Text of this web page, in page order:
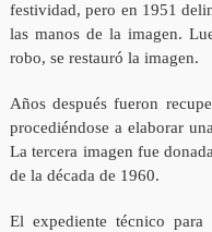
festividad, pero en 1951
las manos de la imagen.
robo, se restauró la imagen.
Años después fueron
procediéndose a elaborar
La tercera imagen fue
de la década de 1960.
El expediente técnico